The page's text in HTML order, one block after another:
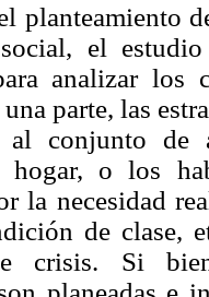
planteamiento
el
analizar los
parte, las
al conjunto de
hogar, o los
la necesidad
de clase,
crisis. Si